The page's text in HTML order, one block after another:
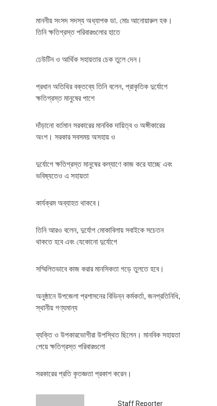
মাননীয় সংসদ সদস্য অধ্যাপক ডা. মোঃ আনোয়ারুল হক।
তিনি ক্ষতিগ্রস্ত পরিবারগুলোর হাতে
ঢেউটিন ও আর্থিক সহায়তার চেক তুলে দেন।
প্রধান অতিথির বক্তব্যে তিনি বলেন, প্রাকৃতিক দুর্যোগে
ক্ষতিগ্রস্ত মানুষের পাশে
দাঁড়ানো বর্তমান সরকারের মানবিক দায়িত্ব ও অঙ্গীকারের
অংশ। সরকার সবসময় অসহায় ও
দুর্যোগে ক্ষতিগ্রস্ত মানুষের কল্যাণে কাজ করে যাচ্ছে এবং
ভবিষ্যতেও এ সহায়তা
কার্যক্রম অব্যাহত থাকবে।
তিনি আরও বলেন, দুর্যোগ মোকাবিলায় সবাইকে সচেতন
থাকতে হবে এবং যেকোনো দুর্যোগে
সম্মিলিতভাবে কাজ করার মানসিকতা গড়ে তুলতে হবে।
অনুষ্ঠানে উপজেলা প্রশাসনের বিভিন্ন কর্মকর্তা, জনপ্রতিনিধি,
স্থানীয় গণ্যমান্য
ব্যক্তি ও উপকারভোগীরা উপস্থিত ছিলেন। মানবিক সহায়তা
পেয়ে ক্ষতিগ্রস্ত পরিবারগুলো
সরকারের প্রতি কৃতজ্ঞতা প্রকাশ করেন।
Staff Reporter